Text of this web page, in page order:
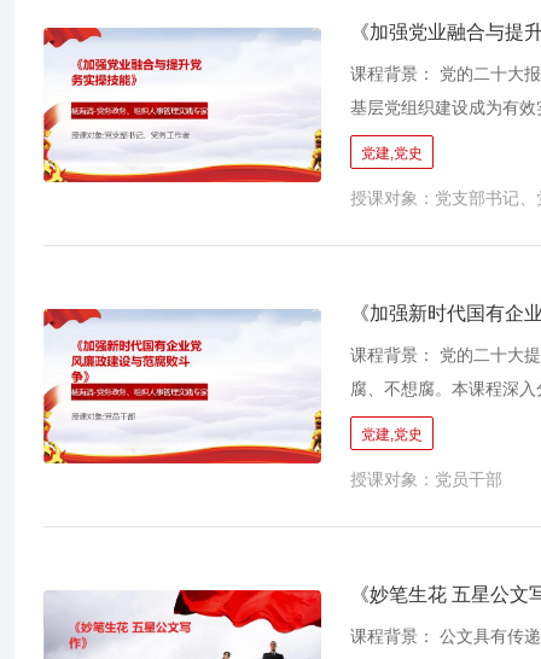
《加强党业融合与提
课程背景： 党的二十大
基层党组织建设成为有
先进性和纯洁性。 党支
群众、服务群众的职责
代党支部建设、提高党
党建,党史
授课对象：党支部书记、
《加强新时代国有企
课程背景： 党的二十大
腐、不想腐。本课程深
教育培训，帮助党员干
观念，把好清正廉洁第
党建,党史
授课对象：党员干部
《妙笔生花 五星公文
课程背景： 公文具有传